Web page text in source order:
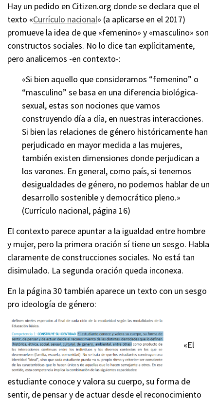
Hay un pedido en Citizen.org donde se declara que el
texto «Currículo nacional» (a aplicarse en el 2017)
promueve la idea de que «femenino» y «masculino» son
constructos sociales. No lo dice tan explícitamente,
pero analicemos -en contexto-:
«Si bien aquello que consideramos “femenino” o
“masculino” se basa en una diferencia biológica-
sexual, estas son nociones que vamos
construyendo día a día, en nuestras interacciones.
Si bien las relaciones de género históricamente han
perjudicado en mayor medida a las mujeres,
también existen dimensiones donde perjudican a
los varones. En general, como país, si tenemos
desigualdades de género, no podemos hablar de un
desarrollo sostenible y democrático pleno.»
(Currículo nacional, página 16)
El contexto parece apuntar a la igualdad entre hombre
y mujer, pero la primera oración sí tiene un sesgo. Habla
claramente de construcciones sociales. No está tan
disimulado. La segunda oración queda inconexa.
En la página 30 también aparece un texto con un sesgo
pro ideología de género:
«El
estudiante conoce y valora su cuerpo, su forma de
sentir, de pensar y de actuar desde el reconocimiento